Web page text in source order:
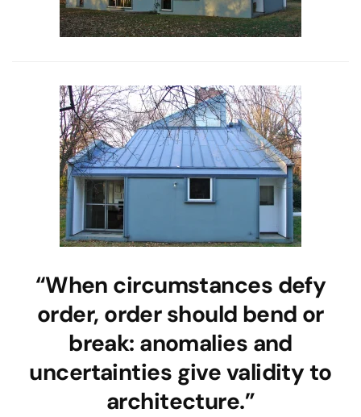
“When circumstances defy
order, order should bend or
break: anomalies and
uncertainties give validity to
architecture.”